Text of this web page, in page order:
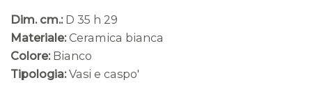
Dim. cm.: D 35 h 29
Materiale: Ceramica bianca
Colore: Bianco
Tipologia: Vasi e caspo'